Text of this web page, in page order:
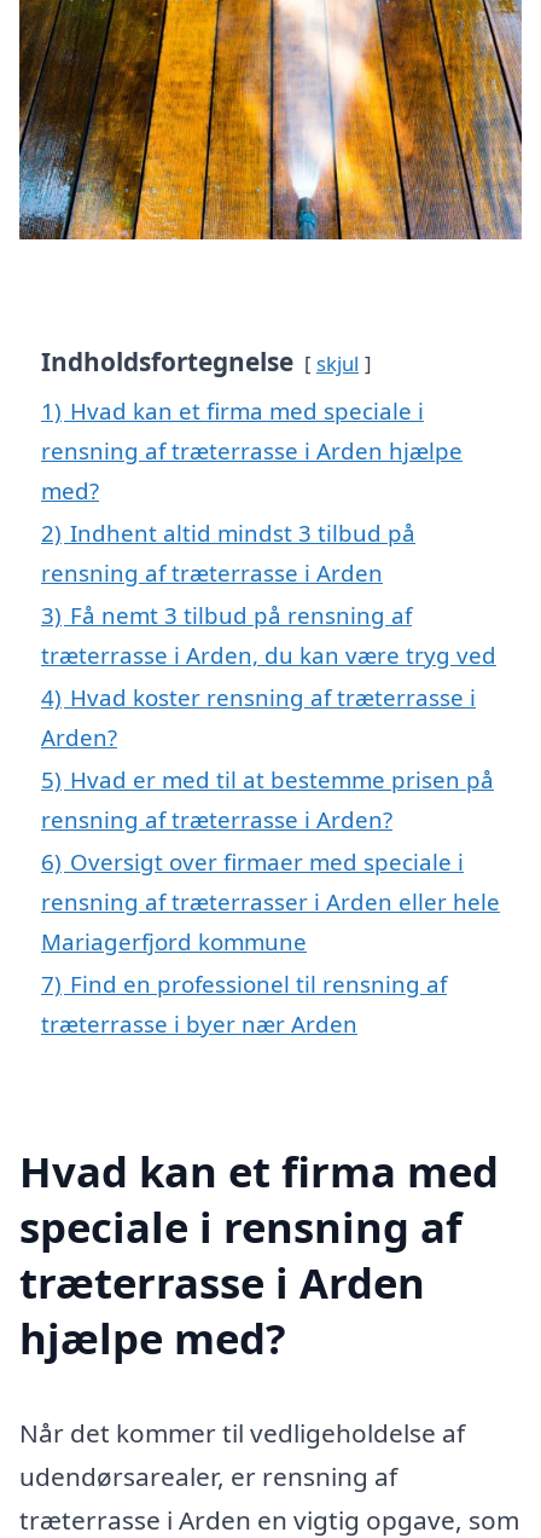
Indholdsfortegnelse skjul
1) Hvad kan et firma med speciale i
rensning af træterrasse i Arden hjælpe
med?
2) Indhent altid mindst 3 tilbud på
rensning af træterrasse i Arden
3) Få nemt 3 tilbud på rensning af
træterrasse i Arden, du kan være tryg ved
4) Hvad koster rensning af træterrasse i
Arden?
5) Hvad er med til at bestemme prisen på
rensning af træterrasse i Arden?
6) Oversigt over firmaer med speciale i
rensning af træterrasser i Arden eller hele
Mariagerfjord kommune
7) Find en professionel til rensning af
træterrasse i byer nær Arden
Hvad kan et firma med
speciale i rensning af
træterrasse i Arden
hjælpe med?
Når det kommer til vedligeholdelse af
udendørsarealer, er rensning af
træterrasse i Arden en vigtig opgave, som